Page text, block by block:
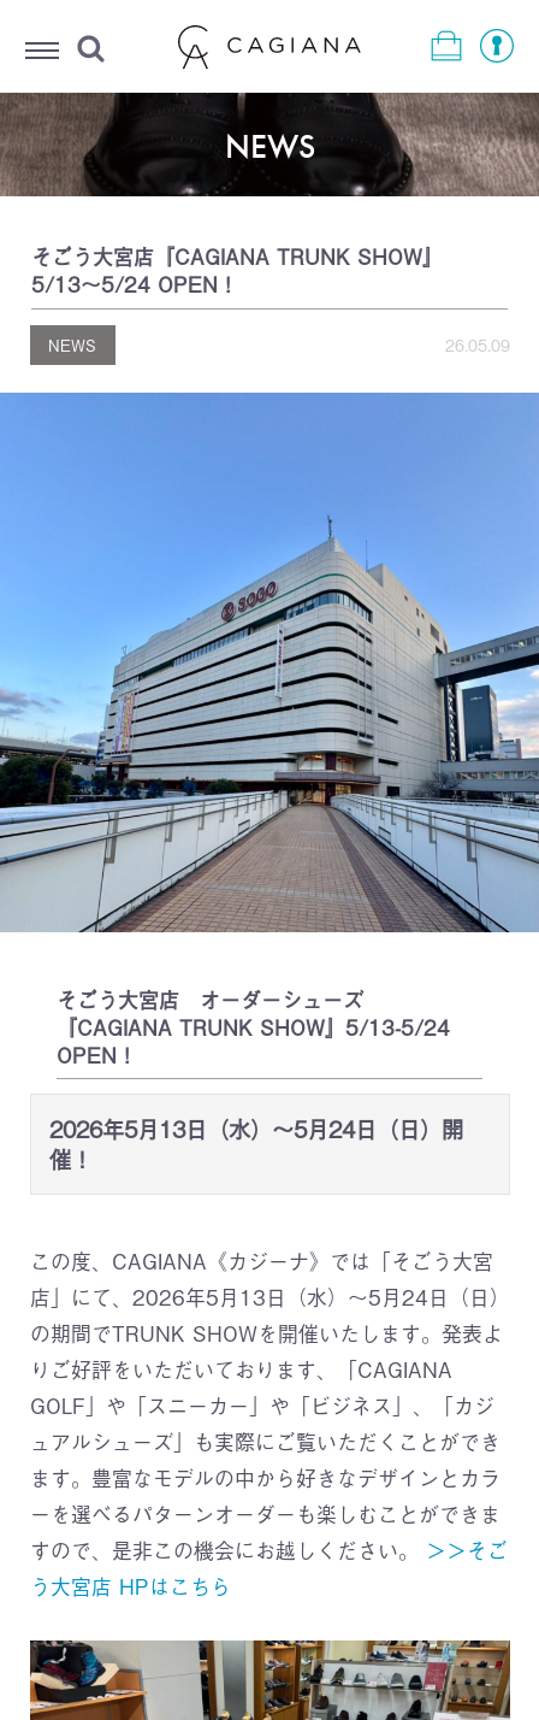
Menu
NEWS
そごう大宮店『CAGIANA TRUNK SHOW』
5/13～5/24 OPEN！
NEWS 26.05.09
そごう大宮店 オーダーシューズ
『CAGIANA TRUNK SHOW』5/13-5/24
OPEN！
2026年5月13日（水）～5月24日（日）開
催！
この度、CAGIANA《カジーナ》では「そごう大宮
店」にて、2026年5月13日（水）～5月24日（日）
の期間でTRUNK SHOWを開催いたします。発表よ
りご好評をいただいております、「CAGIANA
GOLF」や「スニーカー」や「ビジネス」、「カジ
ュアルシューズ」も実際にご覧いただくことができ
ます。豊富なモデルの中から好きなデザインとカラ
ーを選べるパターンオーダーも楽しむことができま
すので、是非この機会にお越しください。
＞＞そご
う大宮店 HPはこちら